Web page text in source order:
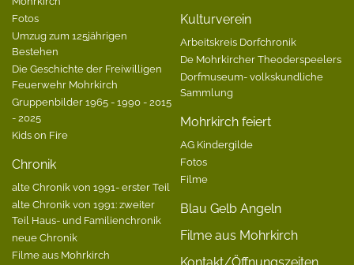
Fotos
Umzug zum 125jährigen
Bestehen
Die Geschichte der Freiwilligen
Feuerwehr Mohrkirch
Gruppenbilder 1965 - 1990 - 2015
- 2025
Kids on Fire
Chronik
alte Chronik von 1991- erster Teil
alte Chronik von 1991: zweiter
Teil Haus- und Familienchronik
neue Chronik
Filme aus Mohrkirch
Kulturverein
Arbeitskreis Dorfchronik
De Mohrkircher Theoderspeelers
Dorfmuseum- volkskundliche
Sammlung
Mohrkirch feiert
AG Kindergilde
Fotos
Filme
Blau Gelb Angeln
Filme aus Mohrkirch